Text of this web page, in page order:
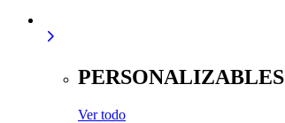
PERSONALIZABLES
Ver todo